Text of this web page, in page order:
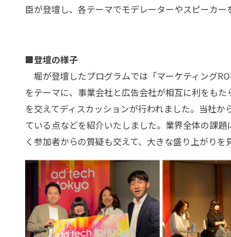
臣が登壇し、各テーマでモデレーターやスピーカー
■登壇の様子
堀が登壇したプログラムでは「マーケティング
をテーマに、事業会社と広告会社が相互に利をも
を交えてディスカッションが行われました。当社
ている点などを紹介いたしました。業界全体の課
く参加者からの質疑も交えて、大きな盛り上がりを